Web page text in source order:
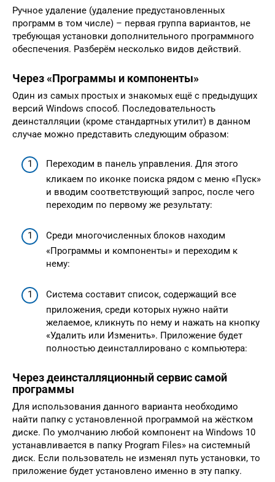
Ручное удаление (удаление предустановленных
программ в том числе) – первая группа вариантов, не
требующая установки дополнительного программного
обеспечения. Разберём несколько видов действий.
Через «Программы и компоненты»
Один из самых простых и знакомых ещё с предыдущих
версий Windows способ. Последовательность
деинсталляции (кроме стандартных утилит) в данном
случае можно представить следующим образом:
Переходим в панель управления. Для этого
кликаем по иконке поиска рядом с меню «Пуск»
и вводим соответствующий запрос, после чего
переходим по первому же результату:
Среди многочисленных блоков находим
«Программы и компоненты» и переходим к
нему:
Система составит список, содержащий все
приложения, среди которых нужно найти
желаемое, кликнуть по нему и нажать на кнопку
«Удалить или Изменить». Приложение будет
полностью деинсталлировано с компьютера:
Через деинсталляционный сервис самой
программы
Для использования данного варианта необходимо
найти папку с установленной программой на жёстком
диске. По умолчанию любой компонент на Windows 10
устанавливается в папку Program Files» на системный
диск. Если пользователь не изменял путь установки, то
приложение будет установлено именно в эту папку.